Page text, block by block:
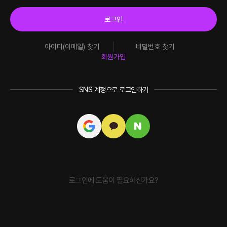
로그인
아이디(이메일) 찾기
비밀번호 찾기
회원가입
SNS 계정으로 로그인하기
로그인에 도움이 필요하신가요?